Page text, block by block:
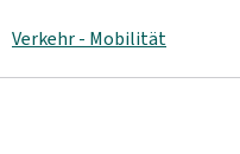
Verkehr - Mobilität